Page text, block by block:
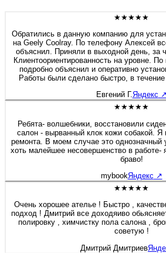
★★★★★
Обратились в данную компанию для
на Geely Coolray. По телефону Алексей
объяснил. Приняли в выходной день, за
Клиентоориентированность на уровне.
подробно объяснил и оперативно
Работы были сделано быстро, в течение
перешивом и модернизацией салона,
обращусь в данную компанию.
Евгений Г.Яндекс ↗
★★★★★
Ребята- волшебники, восстановили
салон - вырванный клок кожи собакой. Я
ремонта. В моем случае это однозначный
хоть малейшее несовершенство в работе-
браво!
mybookЯндекс ↗
★★★★★
Очень хорошее ателье ! Быстро ,
подход ! Дмитрий все доходяиво
полировку , химчистку пола салона ,
советую !
Дмитрий Дмитриев